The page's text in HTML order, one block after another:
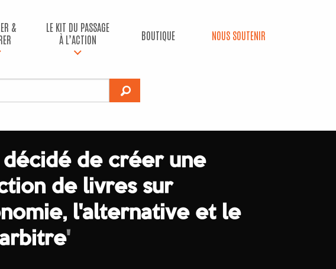
&
LE KIT DU PASSAGE
À L’ACTION
BOUTIQUE NOUS SOUTENIR
décidé de créer une
de livres sur
l'alternative et le
'